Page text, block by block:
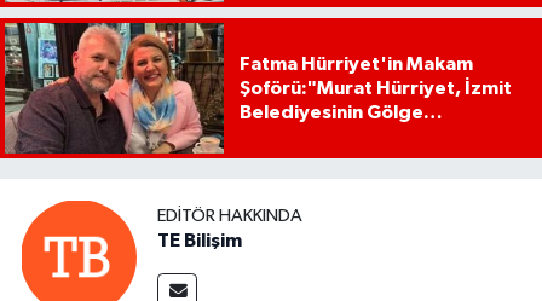
Fatma Hürriyet'in Makam
Şoförü:"Murat Hürriyet, İzmit
Belediyesinin Gölge
EDITÖR HAKKINDA
TE Bilişim